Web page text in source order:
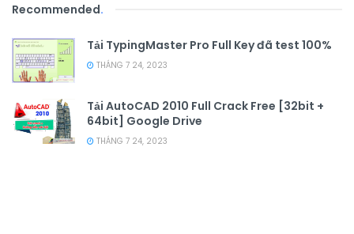
Recommended.
Tải TypingMaster Pro Full Key đã test 100%
THÁNG 7 24, 2023
Tải AutoCAD 2010 Full Crack Free [32bit +
64bit] Google Drive
THÁNG 7 24, 2023